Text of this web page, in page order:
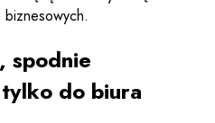
spodnie
do biura